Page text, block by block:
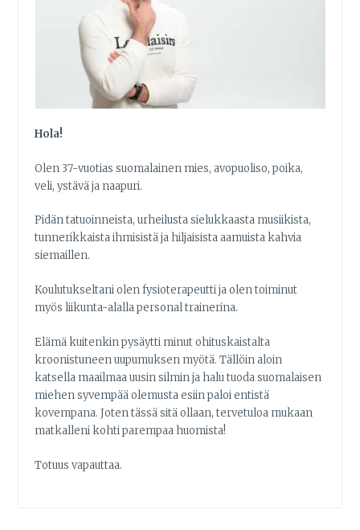
Hola!
Olen 37-vuotias suomalainen mies, avopuoliso, poika,
veli, ystävä ja naapuri.
Pidän tatuoinneista, urheilusta sielukkaasta musiikista,
tunnerikkaista ihmisistä ja hiljaisista aamuista kahvia
siemaillen.
Koulutukseltani olen fysioterapeutti ja olen toiminut
myös liikunta-alalla personal trainerina.
Elämä kuitenkin pysäytti minut ohituskaistalta
kroonistuneen uupumuksen myötä. Tällöin aloin
katsella maailmaa uusin silmin ja halu tuoda suomalaisen
miehen syvempää olemusta esiin paloi entistä
kovempana. Joten tässä sitä ollaan, tervetuloa mukaan
matkalleni kohti parempaa huomista!
Totuus vapauttaa.